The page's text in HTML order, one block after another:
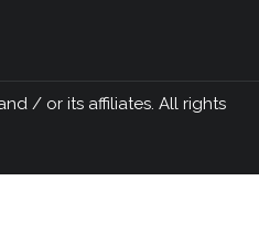
/ or its affiliates. All rights